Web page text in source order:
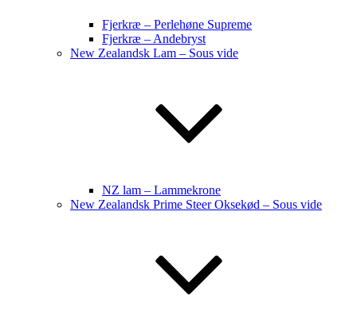
Fjerkræ – Perlehøne Supreme
Fjerkræ – Andebryst
New Zealandsk Lam – Sous vide
NZ lam – Lammekrone
New Zealandsk Prime Steer Oksekød – Sous vide